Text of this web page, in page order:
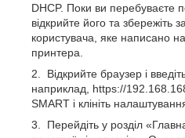
DHCP. Поки ви перебуваєте
відкрийте його та збережіть
користувача, яке написано
принтера.
Відкрийте браузер і
наприклад, https://
SMART і клініть
Перейдіть у розділ